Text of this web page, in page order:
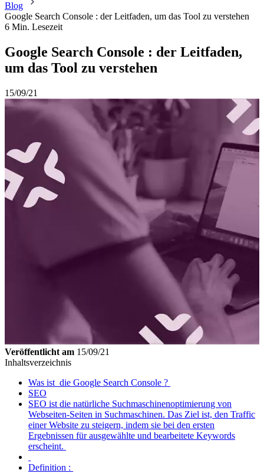
Blog
Google Search Console : der Leitfaden, um das Tool zu verstehen
6 Min. Lesezeit
Google Search Console : der Leitfaden,
um das Tool zu verstehen
15/09/21
Veröffentlicht am 15/09/21
Inhaltsverzeichnis
Was ist die Google Search Console ?
SEO
SEO ist die natürliche Suchmaschinenoptimierung von
Webseiten-Seiten in Suchmaschinen. Das Ziel ist, den Traffic
einer Website zu steigern, indem sie bei den ersten
Ergebnissen für ausgewählte und bearbeitete Keywords
erscheint.
Definition :